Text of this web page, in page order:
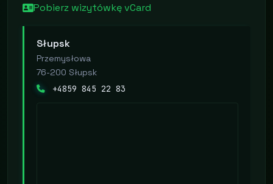
Pobierz wizytówkę vCard
Słupsk
Przemysłowa
76-200 Słupsk
+4859 845 22 83